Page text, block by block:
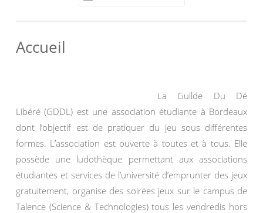
Accueil
La Guilde Du Dé
Libéré (GDDL) est une association étudiante à Bordeaux
dont l’objectif est de pratiquer du jeu sous différentes
formes. L’association est ouverte à toutes et à tous. Elle
possède une ludothèque permettant aux associations
étudiantes et services de l’université d’emprunter des jeux
gratuitement, organise des soirées jeux sur le campus de
Talence (Science & Technologies) tous les vendredis hors